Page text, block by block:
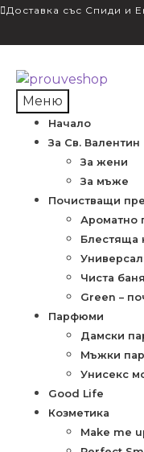
Доставка със Спиди и
Skip
to
navigation
Skip
to
content
Меню
Начало
За Св. Валентин
За жени
За мъже
Почистващи
Ароматно
Блестяща
Чиста баня
Green –
Парфюми
Дамски
Мъжки
Унисекс
Good Life
Козметика
Make me